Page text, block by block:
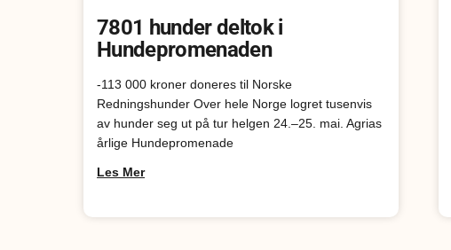
7801 hunder deltok i
Hundepromenaden
-113 000 kroner doneres til Norske
Redningshunder Over hele Norge logret tusenvis
av hunder seg ut på tur helgen 24.–25. mai. Agrias
årlige Hundepromenade
Les Mer